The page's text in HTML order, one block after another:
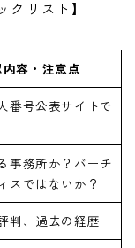
クリスト】
内容・注意点
番号公表サイトで
事務所か？バーチ
スではないか？
判、過去の経歴